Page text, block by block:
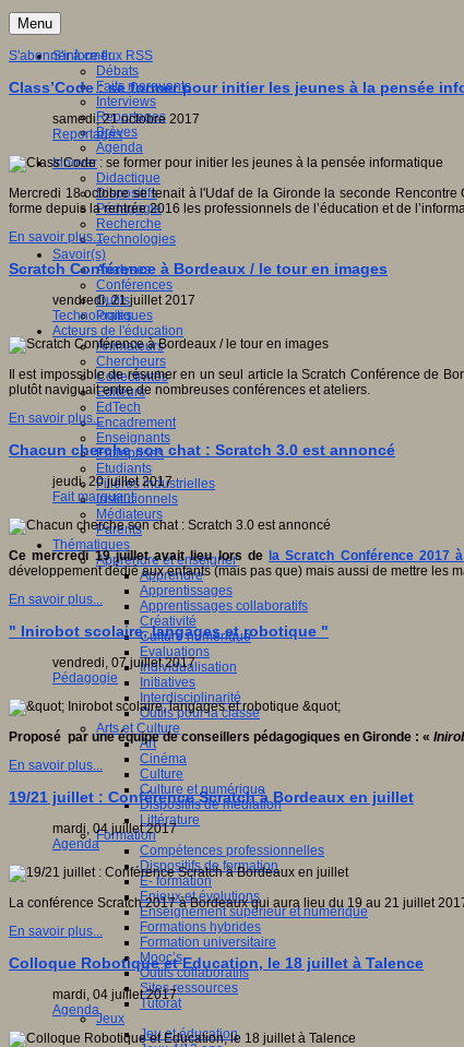
Menu
S'informer
Débats
Faits marquants
Interviews
Reportages
Brèves
Agenda
Innover
Didactique
Dispositifs
Pédagogie
Recherche
Technologies
Savoir(s)
Analyses
Conférences
Outils
Pratiques
Acteurs de l'éducation
Animateurs
Chercheurs
Collectivités
Editeurs
EdTech
Encadrement
Enseignants
Entreprises
Etudiants
Filières industrielles
Institutionnels
Médiateurs
Parents
Thématiques
Apprendre et enseigner
Apprendre
Apprentissages
Apprentissages collaboratifs
Créativité
Culture numérique
Evaluations
Individualisation
Initiatives
Interdisciplinarité
Outils pour la classe
Arts et Culture
Art
Cinéma
Culture
Culture et numérique
Dispositifs de médiation
Littérature
Formation
Compétences professionnelles
Dispositifs de formation
E- formation
Enjeux et évolutions
Enseignement supérieur et numérique
Formations hybrides
Formation universitaire
Mooc’s
Outils collaboratifs
Sites ressources
Tutorat
Jeux
Jeu et éducation
S'abonner à ce flux RSS
Class’Code : se former pour initier les jeunes à la pensée
samedi, 21 octobre 2017
Reportages
Mercredi 18 octobre se tenait à l'Udaf de la Gironde la seconde
forme depuis la rentrée 2016 les professionnels de l’éducation et de
En savoir plus...
Scratch Conférence à Bordeaux / le tour en images
vendredi, 21 juillet 2017
Technologies
Il est impossible de résumer en un seul article la Scratch Conférence de
plutôt naviguait entre de nombreuses conférences et ateliers.
En savoir plus...
Chacun cherche son chat : Scratch 3.0 est annoncé
jeudi, 20 juillet 2017
Fait marquant
Ce mercredi 19 juillet avait lieu lors de la Scratch Conférence 2017
développement dédié aux enfants (mais pas que) mais aussi de mettre les
En savoir plus...
" Inirobot scolaire, langages et robotique "
vendredi, 07 juillet 2017
Pédagogie
Proposé par une équipe de conseillers pédagogiques en Gironde : «
En savoir plus...
19/21 juillet : Conférence Scratch à Bordeaux en juillet
mardi, 04 juillet 2017
Agenda
La conférence Scratch 2017 à Bordeaux qui aura lieu du 19 au 21 juillet
En savoir plus...
Colloque Robotique et Education, le 18 juillet à Talence
mardi, 04 juillet 2017
Agenda